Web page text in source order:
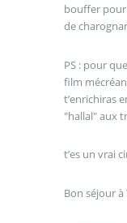
bouffer
de
PS : pour
film
t’enrichiras
"hallal" aux
t’es un vrai
Bon séjour à